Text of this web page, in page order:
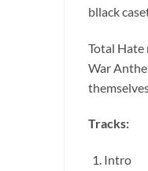
bllack
Total Hate
War
Tracks:
Intro